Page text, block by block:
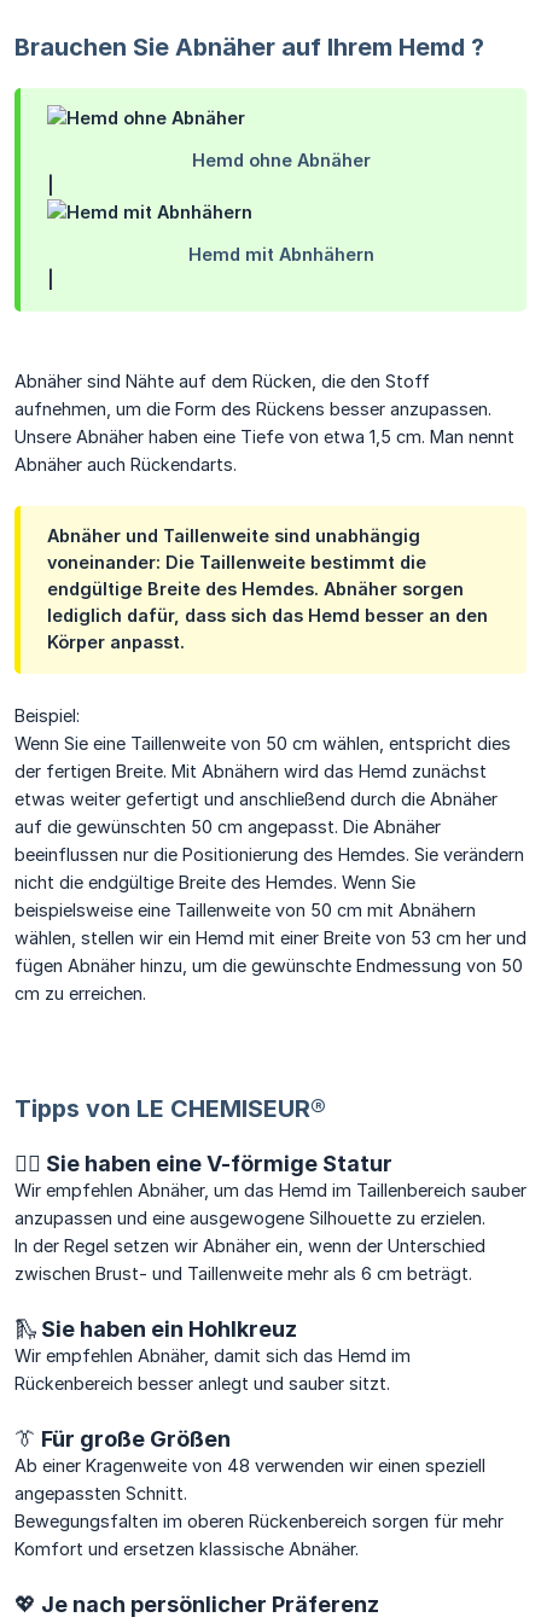
Brauchen Sie Abnäher auf Ihrem Hemd ?
Abnäher sind Nähte auf dem Rücken, die den Stoff
aufnehmen, um die Form des Rückens besser anzupassen.
Unsere Abnäher haben eine Tiefe von etwa 1,5 cm. Man nennt
Abnäher auch Rückendarts.
Abnäher und Taillenweite sind unabhängig
voneinander: Die Taillenweite bestimmt die
endgültige Breite des Hemdes. Abnäher sorgen
lediglich dafür, dass sich das Hemd besser an den
Körper anpasst.
Beispiel:
Wenn Sie eine Taillenweite von 50 cm wählen, entspricht dies
der fertigen Breite. Mit Abnähern wird das Hemd zunächst
etwas weiter gefertigt und anschließend durch die Abnäher
auf die gewünschten 50 cm angepasst. Die Abnäher
beeinflussen nur die Positionierung des Hemdes. Sie verändern
nicht die endgültige Breite des Hemdes. Wenn Sie
beispielsweise eine Taillenweite von 50 cm mit Abnähern
wählen, stellen wir ein Hemd mit einer Breite von 53 cm her und
fügen Abnäher hinzu, um die gewünschte Endmessung von 50
cm zu erreichen.
Tipps von LE CHEMISEUR®
🏋️‍♂️ Sie haben eine V-förmige Statur
Wir empfehlen Abnäher, um das Hemd im Taillenbereich sauber
anzupassen und eine ausgewogene Silhouette zu erzielen.
In der Regel setzen wir Abnäher ein, wenn der Unterschied
zwischen Brust- und Taillenweite mehr als 6 cm beträgt.
🛝 Sie haben ein Hohlkreuz
Wir empfehlen Abnäher, damit sich das Hemd im
Rückenbereich besser anlegt und sauber sitzt.
👔 Für große Größen
Ab einer Kragenweite von 48 verwenden wir einen speziell
angepassten Schnitt.
Bewegungsfalten im oberen Rückenbereich sorgen für mehr
Komfort und ersetzen klassische Abnäher.
💖 Je nach persönlicher Präferenz